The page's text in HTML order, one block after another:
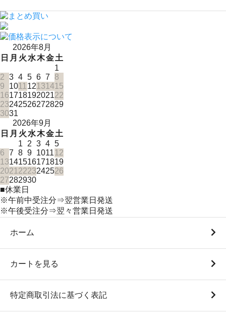
2026年8月
日 月 火 水木金土
1
2 3 4 5 6 7
8
9
1011 12131415
16171819202122
23242526272829
3031
2026年9月
日 月 火 水木金土
1
2 3 4 5
6 7 8 9 101112
13141516171819
2021 2223242526
27282930
■休業日
※午前中受注分⇒翌営業日発送
※午後受注分⇒翌々営業日発送
ホーム
カートを見る
特定商取引法に基づく表記